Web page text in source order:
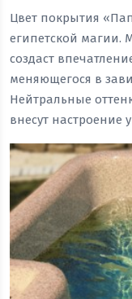
Цвет покрытия
египетской магии.
создаст
меняющегося в
Нейтральные
внесут настроение